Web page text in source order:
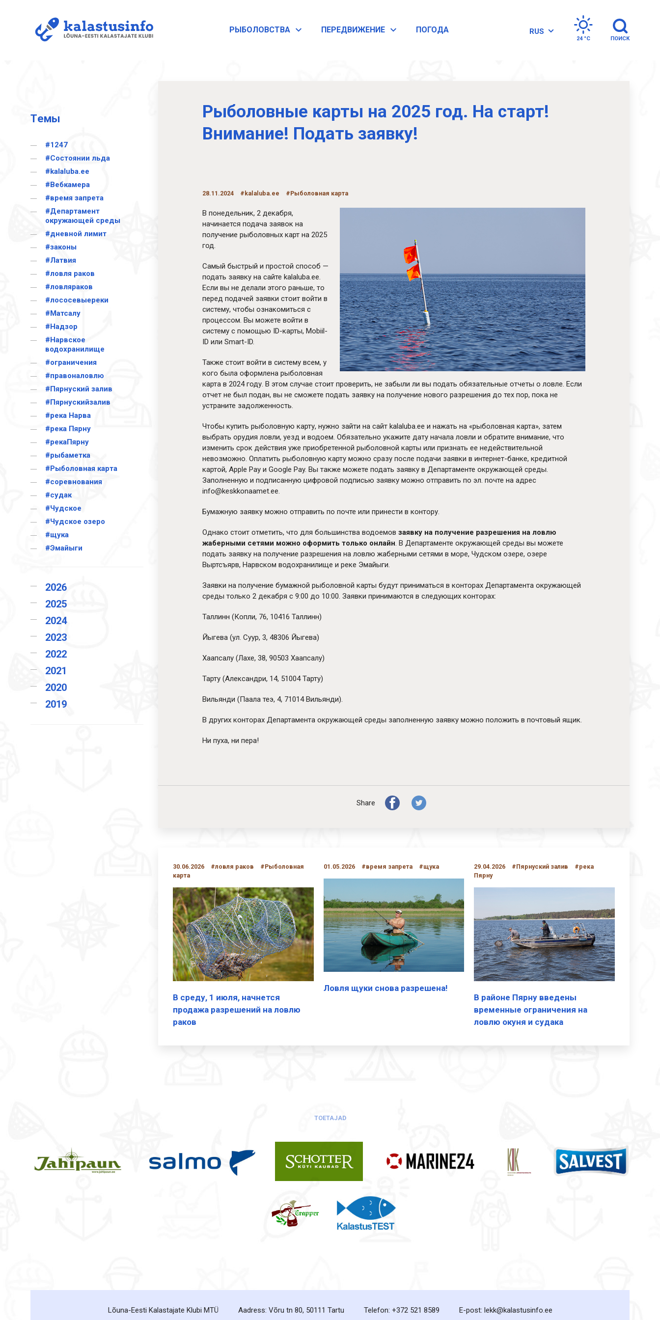
PЫБОЛОВСТВА ПЕРЕДВИЖЕНИЕ ПОГОДА RUS
24 °C ПОИСК
Tемы
#1247
#Cостоянии льда
#kalaluba.ee
#Вебкамера
#время запрета
#Департамент
окружающей среды
#дневной лимит
#законы
#Латвия
#ловля раков
#ловляраков
#лососевыереки
#Матсалу
#Надзор
#Нарвское
водохранилище
#ограничения
#правоналовлю
#Пярнуский залив
#Пярнускийзалив
#река Нарва
#река Пярну
#рекаПярну
#рыбаметка
#Рыболовная карта
#соревнования
#судак
#Чудское
#Чудское озеро
#щука
#Эмайыги
2026
2025
2024
2023
2022
2021
2020
2019
Рыболовные карты на 2025 год. На старт!
Внимание! Подать заявку!
28.11.2024 #kalaluba.ee #Рыболовная карта
В понедельник, 2 декабря,
начинается подача заявок на
получение рыболовных карт на 2025
год.
Самый быстрый и простой способ —
подать заявку на сайте kalaluba.ee.
Если вы не делали этого раньше, то
перед подачей заявки стоит войти в
систему, чтобы ознакомиться с
процессом. Вы можете войти в
систему с помощью ID-карты, Mobiil-
ID или Smart-ID.
Также стоит войти в систему всем, у
кого была оформлена рыболовная
карта в 2024 году. В этом случае стоит проверить, не забыли ли вы подать обязательные отчеты о ловле. Если
отчет не был подан, вы не сможете подать заявку на получение нового разрешения до тех пор, пока не
устраните задолженность.
Чтобы купить рыболовную карту, нужно зайти на сайт kalaluba.ee и нажать на «рыболовная карта», затем
выбрать орудия ловли, уезд и водоем. Обязательно укажите дату начала ловли и обратите внимание, что
изменить срок действия уже приобретенной рыболовной карты или признать ее недействительной
невозможно. Оплатить рыболовную карту можно сразу после подачи заявки в интернет-банке, кредитной
картой, Apple Pay и Google Pay. Вы также можете подать заявку в Департаменте окружающей среды.
Заполненную и подписанную цифровой подписью заявку можно отправить по эл. почте на адрес
info@keskkonaamet.ee.
Бумажную заявку можно отправить по почте или принести в контору.
Однако стоит отметить, что для большинства водоемов заявку на получение разрешения на ловлю
жаберными сетями можно оформить только онлайн. В Департаменте окружающей среды вы можете
подать заявку на получение разрешения на ловлю жаберными сетями в море, Чудском озере, озере
Выртсъярв, Нарвском водохранилище и реке Эмайыги.
Заявки на получение бумажной рыболовной карты будут приниматься в конторах Департамента окружающей
среды только 2 декабря с 9:00 до 10:00. Заявки принимаются в следующих конторах:
Таллинн (Копли, 76, 10416 Таллинн)
Йыгева (ул. Суур, 3, 48306 Йыгева)
Хаапсалу (Лахе, 38, 90503 Хаапсалу)
Тарту (Александри, 14, 51004 Тарту)
Вильянди (Паала теэ, 4, 71014 Вильянди).
В других конторах Департамента окружающей среды заполненную заявку можно положить в почтовый ящик.
Ни пуха, ни пера!
Share
30.06.2026 #ловля раков
#Рыболовная
карта
В среду, 1 июля, начнется
продажа разрешений на ловлю
раков
01.05.2026 #время запрета #щука
Ловля щуки снова разрешена!
29.04.2026 #Пярнуский залив
#река
Пярну
В районе Пярну введены
временные ограничения на
ловлю окуня и судака
TOETAJAD
Lõuna-Eesti Kalastajate Klubi MTÜ Aadress: Võru tn 80, 50111 Tartu Telefon: +372 521 8589 E-post: lekk@kalastusinfo.ee